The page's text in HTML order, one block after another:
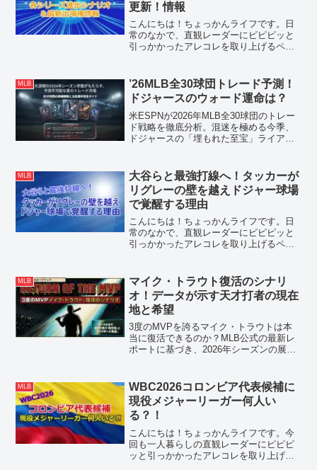
更新！情報
こんにちは！ちょっかんライフです。日
常のなかで、直観レーダーにピピピッと
引っかかったアレコレを取り上げるペー
{(gie...
MLB
’26MLB全30球団トレード予測！
ドジャースのウォード運命は？
米ESPNが2026年MLB全30球団のトレー
ド戦略を徹底分析。混迷を極める今季、
ドジャースの「埋もれた至宝」ライア
の移籍市場動向と各チームの補強ポイン
トを網羅！
MLB
大谷らと最強打線へ！タッカーが
リグレーの壁を越えドジャー球場
で覚醒する理由
こんにちは！ちょっかんライフです。日
常のなかで、直観レーダーにピピピッと
引っかかったアレコレを取り上げるペー
{(gie...
MLB
マイク・トラウト復活のシナリ
オ！データが示す天才打者の現在
地と希望
3度のMVPを誇るマイク・トラウトは本
当に復活できるのか？MLB公式の最新レ
ポートに基づき、2026年シーズンの展望
ど、データが示す天才復活の根拠に迫り
ます。
MLB
WBC2026コロンビア代表候補に
現役メジャーリーガー何人い
る？！
こんにちは！ちょっかんライフです。今
回も一人暮らしの直観レーダーにピピピ
ッと引っかかったアレコレを取り上げて